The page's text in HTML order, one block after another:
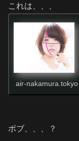
これは、、、
air-nakamura.tokyo
ボブ、、、？